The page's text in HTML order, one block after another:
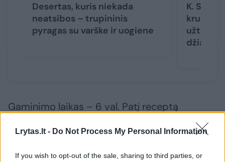
Lrytas.lt - Do Not Process My Personal Information
If you wish to opt-out of the sale, sharing to third parties, or
Desertas, kuris niekada
neatsibos – trupininis
pyragas su varške ir uogiene
K.
Gaminimo laikas – 6 val. Patį receptą
paruošite greičiau, tiesiog pyragas stings tiek
valandų.